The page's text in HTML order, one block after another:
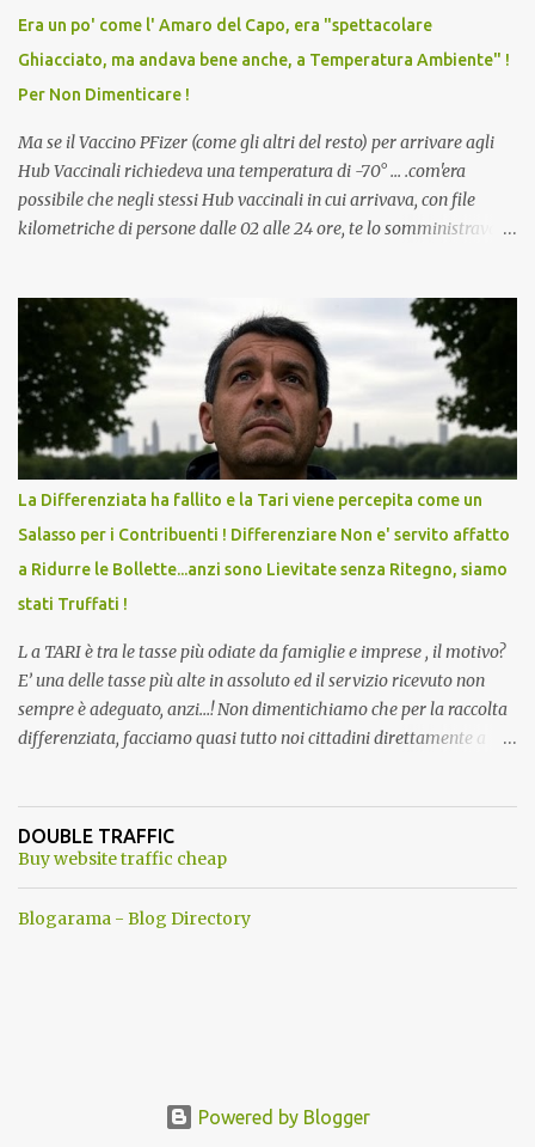
vaccino usato per minacciare i mezzi di sussistenza, il lavoro o la
scuola. Non avevamo mai visto un vaccino che permettesse a un
dodicenne di ignorare il consenso dei genitori. Dopo tutti i vaccini
che abbiamo elencato sopra...
Era un po' come l' Amaro del Capo, era "spettacolare
Ghiacciato, ma andava bene anche, a Temperatura Ambiente" !
Per Non Dimenticare !
Ma se il Vaccino PFizer (come gli altri del resto) per arrivare agli
Hub Vaccinali richiedeva una temperatura di -70° ... .com'era
possibile che negli stessi Hub vaccinali in cui arrivava, con file
kilometriche di persone dalle 02 alle 24 ore, te lo somministravano
Vaccino come: l' Amaro del Capo, era "spettacolare Ghiacciato, ma
andava bene anche, a Temperatura Ambiente"! Riproponiamo
l'articolo per NON Dimenticare!
La Differenziata ha fallito e la Tari viene percepita come un
Salasso per i Contribuenti ! Differenziare Non e' servito affatto
a Ridurre le Bollette...anzi sono Lievitate senza Ritegno, siamo
stati Truffati !
L a TARI è tra le tasse più odiate da famiglie e imprese , il motivo?
E’ una delle tasse più alte in assoluto ed il servizio ricevuto non
sempre è adeguato, anzi…! Non dimentichiamo che per la raccolta
differenziata, facciamo quasi tutto noi cittadini direttamente a
come terrazzi o giardini). Inoltre dobbiamo perdere tempo a
dividere tutti i materiali. ...e lo facevamo inizialmente anche con
avremmo pagato tutti di meno . Ma quando mai? Ogni anno
DOUBLE TRAFFIC
Buy website traffic cheap
Blogarama - Blog Directory
Powered by Blogger